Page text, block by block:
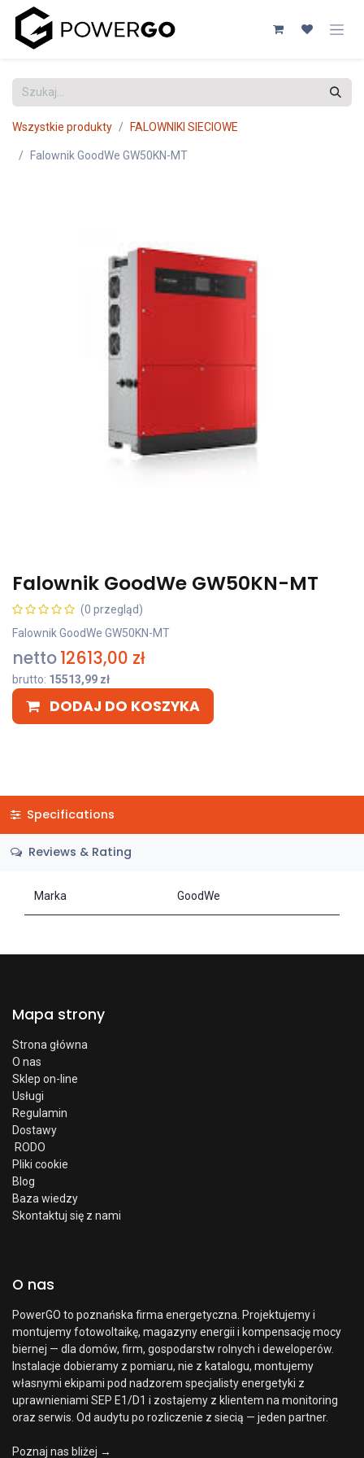
Przejdź do zawartości
Wszystkie produkty FALOWNIKI SIECIOWE
Falownik GoodWe GW50KN-MT
Falownik GoodWe GW50KN-MT
(0 przegląd)
Falownik GoodWe GW50KN-MT
netto12613,00 zł
brutto: 15513,99 zł
DODAJ DO KOSZYKA
Specifications
Reviews & Rating
Marka GoodWe
Mapa strony
Strona główna
O nas
Sklep on-line
Usługi
Regulamin
Dostawy
RODO
Pliki cookie
Blog
Baza wiedzy
Skontaktuj się z nami
O nas
PowerGO to poznańska firma energetyczna. Projektujemy i
montujemy fotowoltaikę, magazyny energii i kompensację mocy
biernej — dla domów, firm, gospodarstw rolnych i deweloperów.
Instalacje dobieramy z pomiaru, nie z katalogu, montujemy
własnymi ekipami pod nadzorem specjalisty energetyki z
uprawnieniami SEP E1/D1 i zostajemy z klientem na monitoring
oraz serwis. Od audytu po rozliczenie z siecią — jeden partner.
Poznaj nas bliżej →